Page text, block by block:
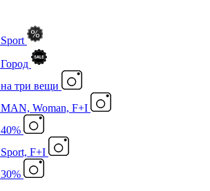
три вещи
Woman, F+I
F+I